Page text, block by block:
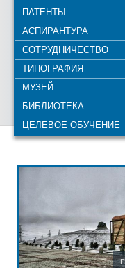
ПАТЕНТЫ
АСПИРАНТУРА
СОТРУДНИЧЕСТВО
ТИПОГРАФИЯ
МУЗЕЙ
БИБЛИОТЕКА
ЦЕЛЕВОЕ ОБУЧЕНИЕ